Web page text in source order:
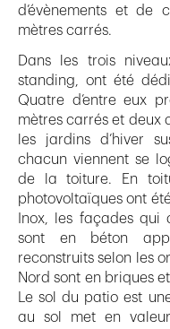
d’évènements et de
mètres carrés.
Dans les trois
standing, ont été
Quatre d’entre eux
mètres carrés et deux
les jardins d’hiver
chacun viennent se
de la toiture. En
photovoltaïques ont
Inox, les façades qui
sont en béton
reconstruits selon les
Nord sont en briques
Le sol du patio est
au sol met en